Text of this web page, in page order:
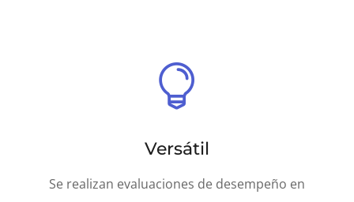

Versátil
Se realizan evaluaciones de desempeño en